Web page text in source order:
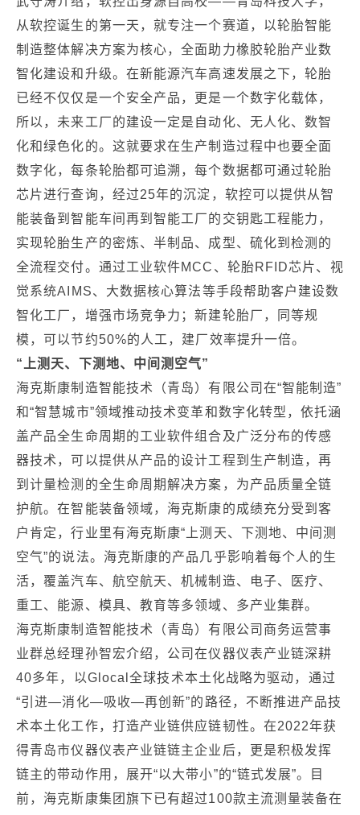
从软控诞生的第一天，就专注一个赛道，以轮胎智能
制造整体解决方案为核心，全面助力橡胶轮胎产业数
智化建设和升级。在新能源汽车高速发展之下，轮胎
已经不仅仅是一个安全产品，更是一个数字化载体，
所以，未来工厂的建设一定是自动化、无人化、数智
化和绿色化的。这就要求在生产制造过程中也要全面
数字化，每条轮胎都可追溯，每个数据都可通过轮胎
芯片进行查询，经过25年的沉淀，软控可以提供从智
能装备到智能车间再到智能工厂的交钥匙工程能力，
实现轮胎生产的密炼、半制品、成型、硫化到检测的
全流程交付。通过工业软件MCC、轮胎RFID芯片、视
觉系统AIMS、大数据核心算法等手段帮助客户建设数
智化工厂，增强市场竞争力；新建轮胎厂，同等规
模，可以节约50%的人工，建厂效率提升一倍。
“上测天、下测地、中间测空气”
海克斯康制造智能技术（青岛）有限公司在“智能制造”
和“智慧城市”领域推动技术变革和数字化转型，依托涵
盖产品全生命周期的工业软件组合及广泛分布的传感
器技术，可以提供从产品的设计工程到生产制造，再
到计量检测的全生命周期解决方案，为产品质量全链
护航。在智能装备领域，海克斯康的成绩充分受到客
户肯定，行业里有海克斯康“上测天、下测地、中间测
空气”的说法。海克斯康的产品几乎影响着每个人的生
活，覆盖汽车、航空航天、机械制造、电子、医疗、
重工、能源、模具、教育等多领域、多产业集群。
海克斯康制造智能技术（青岛）有限公司商务运营事
业群总经理孙智宏介绍，公司在仪器仪表产业链深耕
40多年，以Glocal全球技术本土化战略为驱动，通过
“引进—消化—吸收—再创新”的路径，不断推进产品技
术本土化工作，打造产业链供应链韧性。在2022年获
得青岛市仪器仪表产业链链主企业后，更是积极发挥
链主的带动作用，展开“以大带小”的“链式发展”。目
前，海克斯康集团旗下已有超过100款主流测量装备在